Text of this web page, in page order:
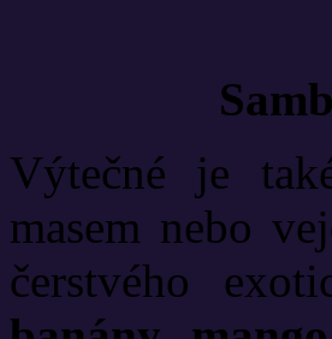
Výtečné je
masem nebo
čerstvého